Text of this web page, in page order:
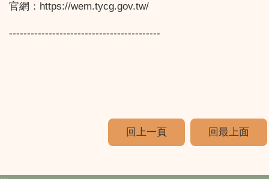
官網：https://wem.tycg.gov.tw/
------------------------------------------
回上一頁 回最上面